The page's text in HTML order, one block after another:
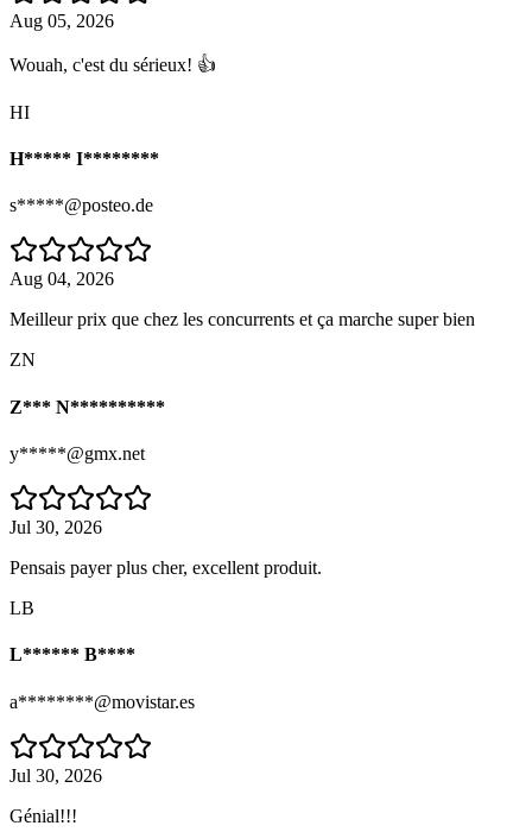
Aug 05, 2026
Wouah, c'est du sérieux! 👍
HI
H***** I********
s*****@posteo.de
Aug 04, 2026
Meilleur prix que chez les concurrents et ça marche super bien
ZN
Z*** N**********
y*****@gmx.net
Jul 30, 2026
Pensais payer plus cher, excellent produit.
LB
L****** B****
a********@movistar.es
Jul 30, 2026
Génial!!!